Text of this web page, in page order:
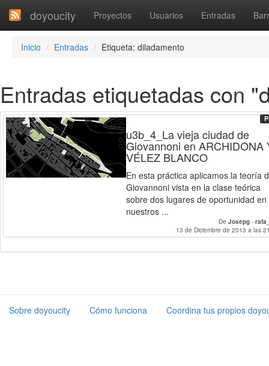
doyoucity Proyectos Usuarios Entradas
Inicio Entradas Etiqueta: diladamento
Entradas etiquetadas con
u3b_4_La vieja ciudad de
Giovannoni en ARCHIDONA
VÉLEZ BLANCO
En esta práctica aplicamos la teoría
Giovannoni vista en la clase teórica
sobre dos lugares de oportunidad en
nuestros ...
De Josepg -
13 de Diciembre de 2013 a las
Sobre doyoucity Cómo funciona Coordina tus propios